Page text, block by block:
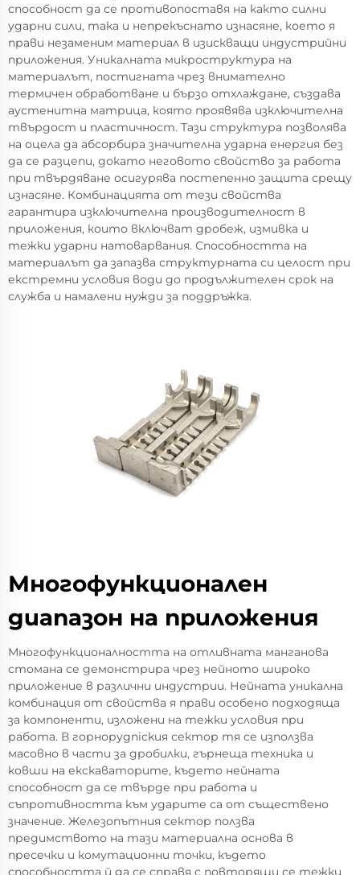
способност да се противопоставя на както силни
ударни сили, така и непрекъснато изнасяне, което я
прави незаменим материал в изискващи индустрийни
приложения. Уникалната микроструктура на
материалът, постигната чрез внимателно
термичен обработване и бързо отхлаждане, създава
аустенитна матрица, която проявява изключителна
твърдост и пластичност. Тази структура позволява
на оцела да абсорбира значителна ударна енергия без
да се разцепи, докато неговото свойство за работа
при твърдяване осигурява постепенно защита срещу
изнасяне. Комбинацията от тези свойства
гарантира изключителна производителност в
приложения, които включват дробеж, измивка и
тежки ударни натоварвания. Способността на
материалът да запазва структурната си целост при
екстремни условия води до продължителен срок на
служба и намалени нужди за поддръжка.
Многофункционален
диапазон на приложения
Многофункционалността на отливната манганова
стомана се демонстрира чрез нейното широко
приложение в различни индустрии. Нейната уникална
комбинация от свойства я прави особено подходяща
за компоненти, изложени на тежки условия при
работа. В горнорудnickия сектор тя се използва
масовно в части за дробилки, гърнеща техника и
ковши на екскаваторите, където нейната
способност да се твърде при работа и
съпротивността към ударите са от съществено
значение. Железопътния сектор ползва
предимството на тази материална основа в
пресечки и комутационни точки, където
способността й да се справя с повторящи се тежки